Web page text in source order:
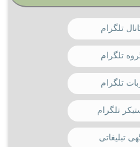
تلگرام
تلگرام
تلگرام
تلگرام
تبلیغاتی